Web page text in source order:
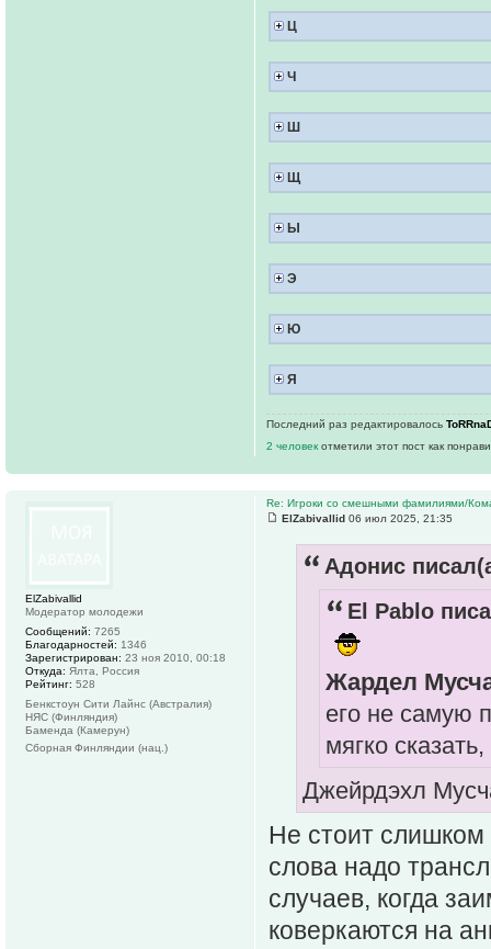
Ц
Ч
Ш
Щ
Ы
Э
Ю
Я
Последний раз редактировалось
2 человек отметили этот пост как
Re: Игроки со смешными фамилиями/
ElZabivallid 06 июл 2025, 21:35
Адонис
El Pablo
Жардел
его не самую
мягко
Джейрдэхл
Не стоит слишком
слова надо
случаев, когда
коверкаются на
ElZabivallid
Модератор молодежи
Сообщений: 7265
Благодарностей: 1346
Зарегистрирован: 23 ноя 2010, 00:18
Откуда: Ялта, Россия
Рейтинг: 528
Бенкстоун Сити Лайнс (Австралия)
НЯС (Финляндия)
Баменда (Камерун)
Сборная Финляндии (нац.)